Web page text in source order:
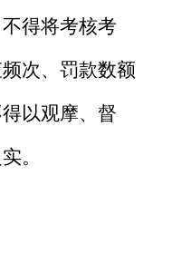
得将考核考
次、罚款数额
以观摩、督
。